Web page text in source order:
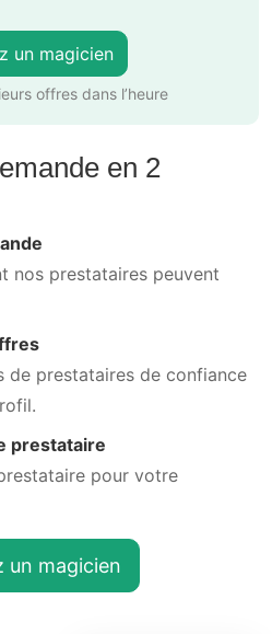
un magicien
offres dans l’heure
en 2
nos prestataires peuvent
de prestataires de confiance
prestataire
pour votre
un magicien